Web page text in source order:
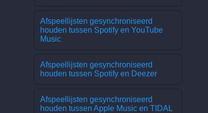
Afspeellijsten gesynchroniseerd
houden tussen Spotify en YouTube
Music
Afspeellijsten gesynchroniseerd
houden tussen Spotify en Deezer
Afspeellijsten gesynchroniseerd
houden tussen Apple Music en TIDAL